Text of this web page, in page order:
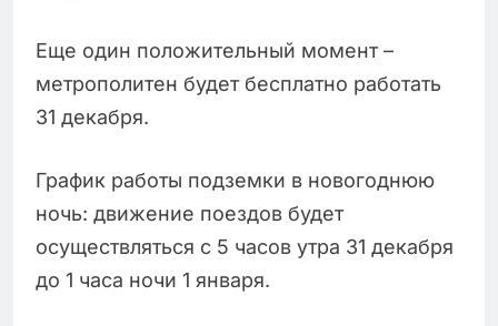
Еще один положительный момент –
метрополитен будет бесплатно работать
31 декабря.
График работы подземки в новогоднюю
ночь: движение поездов будет
осуществляться с 5 часов утра 31 декабря
до 1 часа ночи 1 января.